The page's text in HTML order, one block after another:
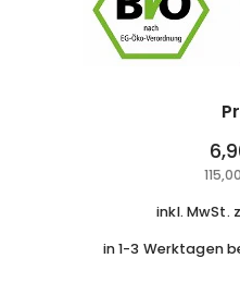
inkl. MwSt.
in 1-3 Werktagen